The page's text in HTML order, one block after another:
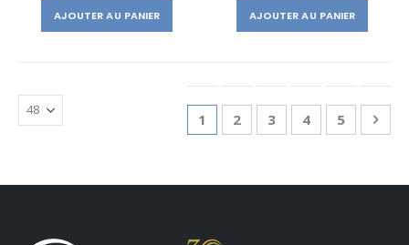
AJOUTER AU PANIER AJOUTER AU PANIER
You're currently reading page
1 Page
2 Page
3 Page
4 Page
5